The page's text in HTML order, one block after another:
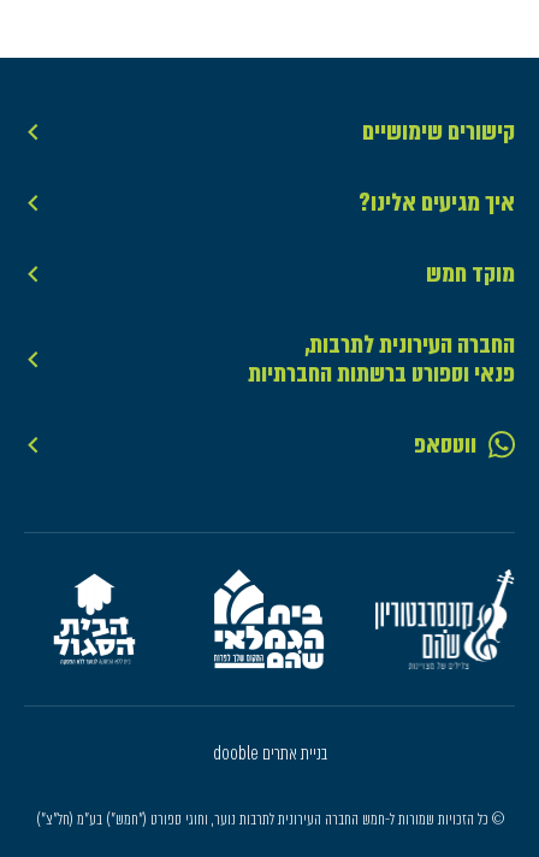
קישורים שימושיים
איך מגיעים אלינו?
מוקד חמש
החברה העירונית לתרבות,
פנאי וספורט ברשתות החברתיות
ווטסאפ
© כל הזכויות שמורות ל-חמש החברה העירונית לתרבות נוער, וחוגי ספורט ("חמש") בע"מ (חל"צ")
בניית אתרים dooble